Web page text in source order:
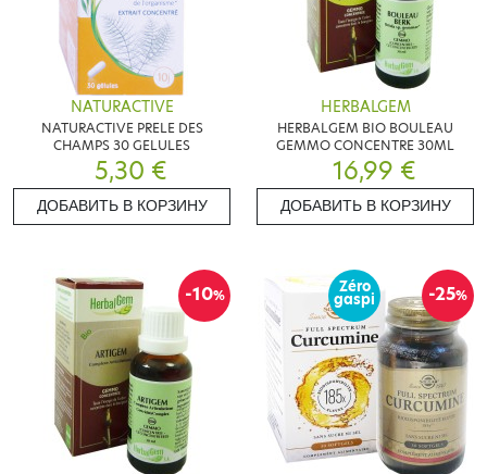
NATURACTIVE
NATURACTIVE PRELE DES
CHAMPS 30 GELULES
5,30 €
ДОБАВИТЬ В КОРЗИНУ
HERBALGEM
HERBALGEM BIO BOULEAU
GEMMO CONCENTRE 30ML
16,99 €
ДОБАВИТЬ В КОРЗИНУ
-10% -25%
Zéro
gaspi